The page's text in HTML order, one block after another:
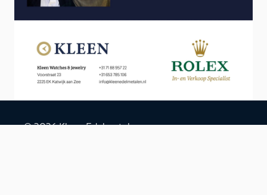
© 2026 Kleen Edelmetalen.